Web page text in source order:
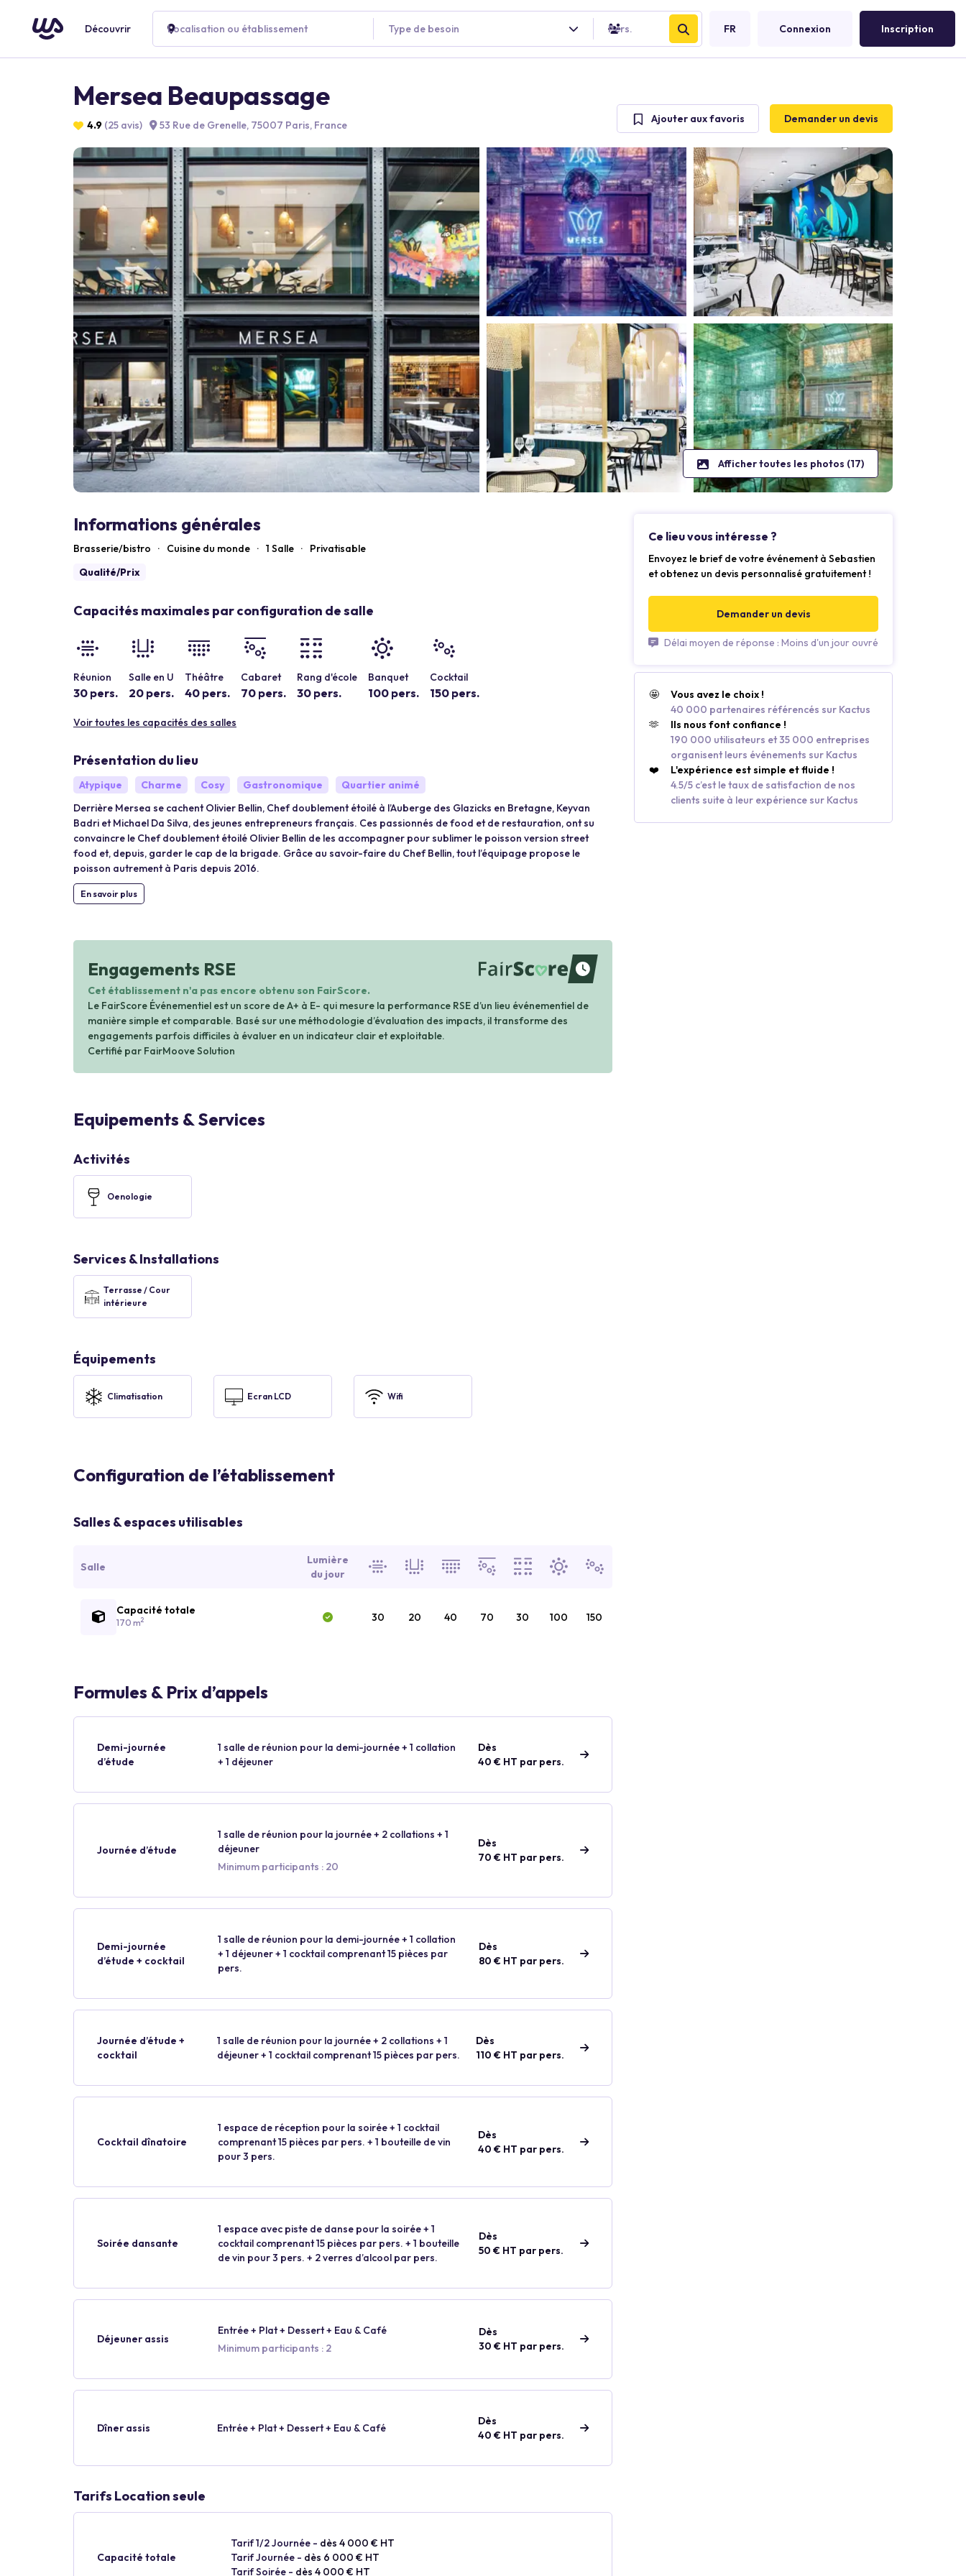
Découvrir Localisation ou établissement Type de besoin Pers. FR Connexion Inscription
Mersea Beaupassage
4.9 (25 avis) 53 Rue de Grenelle, 75007 Paris, France Ajouter aux favoris Demander un devis
Afficher toutes les photos (17)
Informations générales
Brasserie/bistro · Cuisine du monde · 1 Salle ·
Privatisable
Qualité/Prix
Capacités maximales par configuration de salle
Réunion
30 pers.
Salle en U
20 pers.
Théâtre
40 pers.
Cabaret
70 pers.
Rang d'école
30 pers.
Banquet
100 pers.
Cocktail
150 pers.
Voir toutes les capacités des salles
Présentation du lieu
Atypique Charme Cosy Gastronomique
Quartier animé
Derrière Mersea se cachent Olivier Bellin, Chef doublement étoilé à l’Auberge des Glazicks en Bretagne, Keyvan
Badri et Michael Da Silva, des jeunes entrepreneurs français. Ces passionnés de food et de restauration, ont su
convaincre le Chef doublement étoilé Olivier Bellin de les accompagner pour sublimer le poisson version street
food et, depuis, garder le cap de la brigade. Grâce au savoir-faire du Chef Bellin, tout l’équipage propose le
poisson autrement à Paris depuis 2016.
En savoir plus
Engagements RSE
waiting
Cet établissement n'a pas encore obtenu son FairScore.
Le FairScore Événementiel est un score de A+ à E- qui mesure la performance RSE d’un lieu événementiel de
manière simple et comparable. Basé sur une méthodologie d’évaluation des impacts, il transforme des
engagements parfois difficiles à évaluer en un indicateur clair et exploitable.
Certifié par FairMoove Solution
Equipements & Services
Activités
Oenologie
Services & Installations
Terrasse / Cour
intérieure
Équipements
Climatisation Ecran LCD Wifi
Configuration de l’établissement
Salles & espaces utilisables
Salle
Lumière
du jour
Capacité totale
170 m2 30 20 40 70 30 100 150
Formules & Prix d’appels
Demi-journée
d’étude
1 salle de réunion pour la demi-journée + 1 collation
+ 1 déjeuner
Dès
40 € HT par pers.
Journée d’étude
1 salle de réunion pour la journée + 2 collations + 1
déjeuner
Minimum participants : 20
Dès
70 € HT par pers.
Demi-journée
d’étude + cocktail
1 salle de réunion pour la demi-journée + 1 collation
+ 1 déjeuner + 1 cocktail comprenant 15 pièces par
pers.
Dès
80 € HT par pers.
Journée d’étude +
cocktail
1 salle de réunion pour la journée + 2 collations + 1
déjeuner + 1 cocktail comprenant 15 pièces par pers.
Dès
110 € HT par pers.
Cocktail dînatoire
1 espace de réception pour la soirée + 1 cocktail
comprenant 15 pièces par pers. + 1 bouteille de vin
pour 3 pers.
Dès
40 € HT par pers.
Soirée dansante
1 espace avec piste de danse pour la soirée + 1
cocktail comprenant 15 pièces par pers. + 1 bouteille
de vin pour 3 pers. + 2 verres d’alcool par pers.
Dès
50 € HT par pers.
Déjeuner assis
Entrée + Plat + Dessert + Eau & Café
Minimum participants : 2
Dès
30 € HT par pers.
Dîner assis Entrée + Plat + Dessert + Eau & Café
Dès
40 € HT par pers.
Tarifs Location seule
Capacité totale
Tarif 1/2 Journée - dès 4 000 € HT
Tarif Journée - dès 6 000 € HT
Tarif Soirée - dès 4 000 € HT
Ce lieu vous intéresse ?
Envoyez le brief de votre événement à Sebastien
et obtenez un devis personnalisé gratuitement !
Demander un devis
Délai moyen de réponse : Moins d'un jour ouvré
🤩
Vous avez le choix !
40 000 partenaires référencés sur Kactus
🫶
Ils nous font confiance !
190 000 utilisateurs et 35 000 entreprises
organisent leurs événements sur Kactus
❤️
L'expérience est simple et fluide !
4.5/5 c’est le taux de satisfaction de nos
clients suite à leur expérience sur Kactus